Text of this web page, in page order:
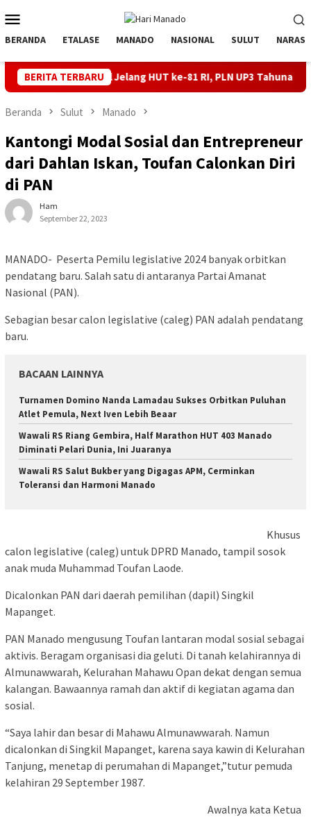
ke
kontenMobile
BERANDA ETALASE MANADO NASIONAL SULUT NARASI
BERITA TERBARU
Andal Jelang HUT ke-81 RI, PLN UP3 Tahuna Gelar Apel dan
Beranda Sulut Manado
Kantongi Modal Sosial dan Entrepreneur
dari Dahlan Iskan, Toufan Calonkan Diri
di PAN
Ham
September 22, 2023
MANADO- Peserta Pemilu legislative 2024 banyak orbitkan
pendatang baru. Salah satu di antaranya Partai Amanat
Nasional (PAN).
Sebagian besar calon legislative (caleg) PAN adalah pendatang
baru.
BACAAN LAINNYA
Turnamen Domino Nanda Lamadau Sukses Orbitkan Puluhan
Atlet Pemula, Next Iven Lebih Beaar
Wawali RS Riang Gembira, Half Marathon HUT 403 Manado
Diminati Pelari Dunia, Ini Juaranya
Wawali RS Salut Bukber yang Digagas APM, Cerminkan
Toleransi dan Harmoni Manado
Khusus
calon legislative (caleg) untuk DPRD Manado, tampil sosok
anak muda Muhammad Toufan Laode.
Dicalonkan PAN dari daerah pemilihan (dapil) Singkil
Mapanget.
PAN Manado mengusung Toufan lantaran modal sosial sebagai
aktivis. Beragam organisasi dia geluti. Di tanah kelahirannya di
Almunawwarah, Kelurahan Mahawu Opan dekat dengan semua
kalangan. Bawaannya ramah dan aktif di kegiatan agama dan
sosial.
“Saya lahir dan besar di Mahawu Almunawwarah. Namun
dicalonkan di Singkil Mapanget, karena saya kawin di Kelurahan
Tanjung, menetap di perumahan di Mapanget,”tutur pemuda
kelahiran 29 September 1987.
Awalnya kata Ketua